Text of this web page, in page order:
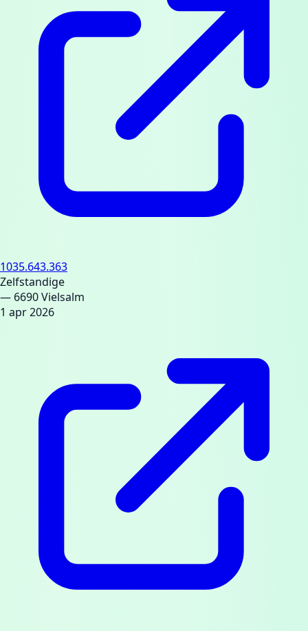
1035.643.363
Zelfstandige
— 6690 Vielsalm
1 apr 2026